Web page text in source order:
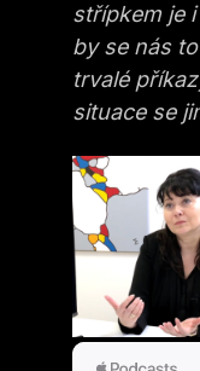
střípkem je
by se nás
trvalé
situace se